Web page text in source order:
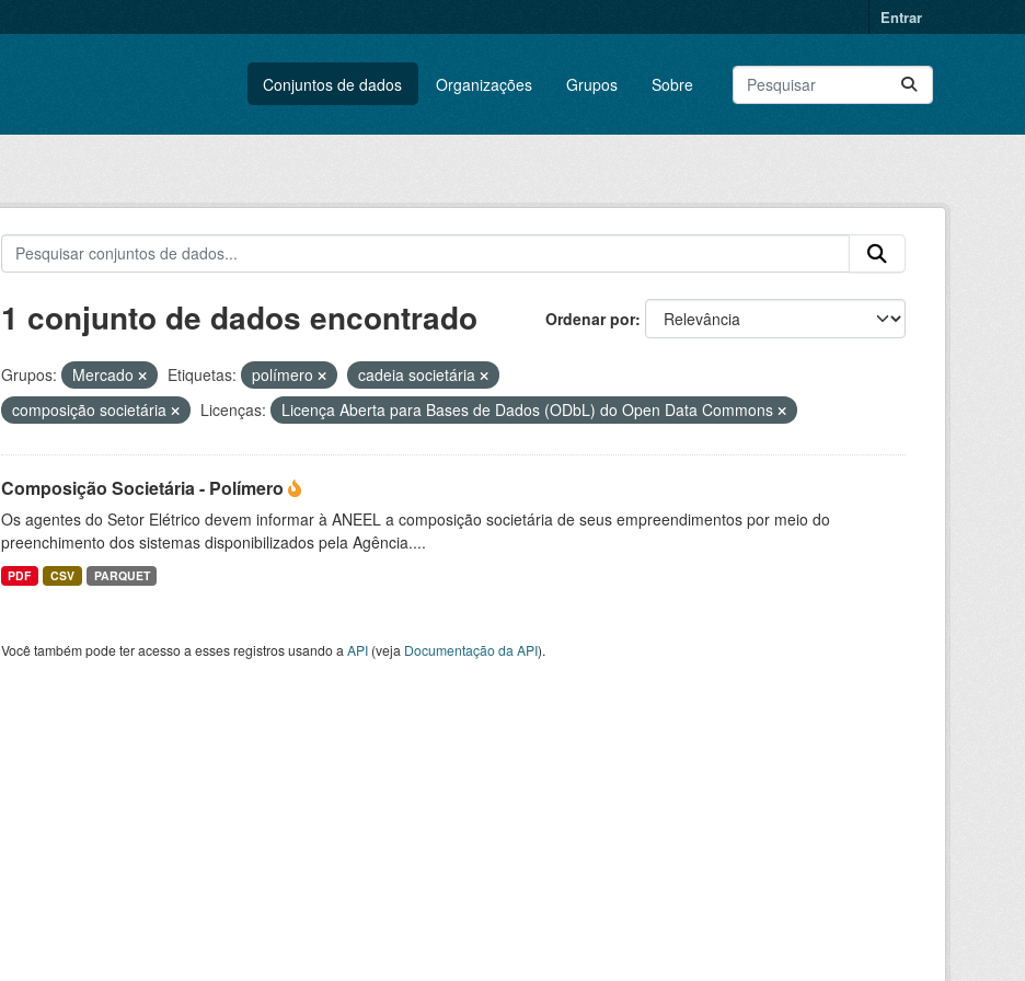
Entrar
Conjuntos de dados Organizações Grupos Sobre
Ordenar por
1 conjunto de dados encontrado
Grupos: Mercado Etiquetas: polímero
cadeia societária
composição societária
Licenças: Licença Aberta para Bases de Dados (ODbL) do Open Data Commons
Composição Societária - Polímero
Os agentes do Setor Elétrico devem informar à ANEEL a composição societária de seus empreendimentos por meio do
preenchimento dos sistemas disponibilizados pela Agência....
PDF CSV PARQUET
Você também pode ter acesso a esses registros usando a API(veja Documentação da API).